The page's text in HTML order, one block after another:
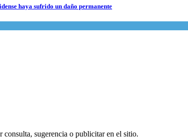
haya sufrido un daño permanente
consulta, sugerencia o publicitar en el sitio.